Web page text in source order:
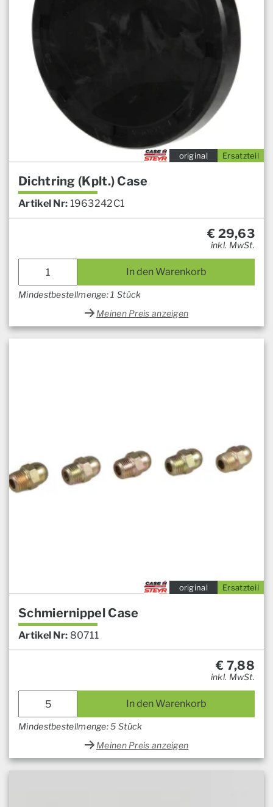
Ersatzteil
original
Dichtring (Kplt.) Case
Artikel Nr: 1963242C1
€ 29,63
inkl. MwSt.
In den Warenkorb
Mindestbestellmenge: 1 Stück
Meinen Preis anzeigen
Ersatzteil
original
Schmiernippel Case
Artikel Nr: 80711
€ 7,88
inkl. MwSt.
In den Warenkorb
Mindestbestellmenge: 5 Stück
Meinen Preis anzeigen